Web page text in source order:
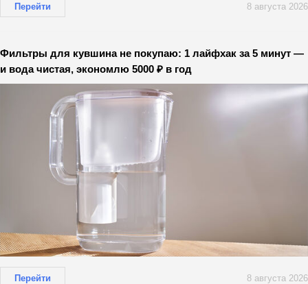
Перейти 8 августа 2026
Фильтры для кувшина не покупаю: 1 лайфхак за 5 минут —
и вода чистая, экономлю 5000 ₽ в год
Перейти 8 августа 2026